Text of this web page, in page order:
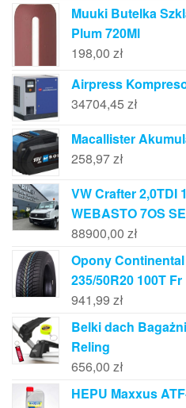
Muuki Butelka
Plum 720Ml
198,00 zł
Airpress
34704,45 zł
Macallister
258,97zł
VW Crafter 2,0TDI
WEBASTO 7OS
88900,00 zł
Opony
235/50R20 100T Fr
941,99 zł
Belki dach
Reling
656,00 zł
HEPU Maxxus